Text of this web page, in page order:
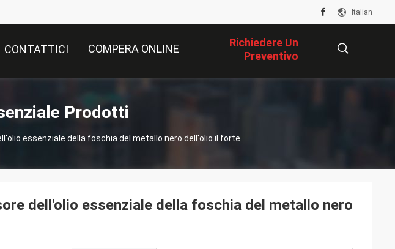
Italian
CONTATTICI COMPERA ONLINE
Richiedere Un
Preventivo
Prodotti
essenziale della foschia del metallo nero dell'olio il forte
dell'olio essenziale della foschia del metallo nero